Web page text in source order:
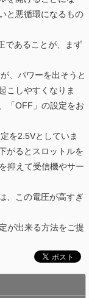
と悪循環になるもの
であることが、まず
、パワーを出そうと
こしやすくなりま
「OFF」の設定をお
を2.5Vとしていま
がるとスロットルを
抑えて受信機やサー
、この電圧が高すぎ
が出来る方法をご提